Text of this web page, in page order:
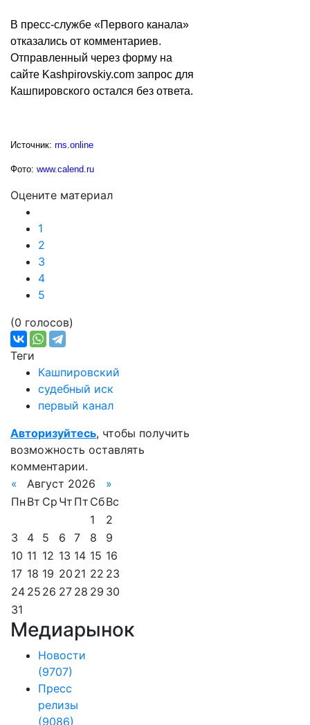
В пресс-службе «Первого канала»
отказались от комментариев.
Отправленный через форму на
сайте Kashpirovskiy.com запрос для
Кашпировского остался без ответа.
Источник: rns.online
Фото: www.calend.ru
Оцените материал
1
2
3
4
5
(0 голосов)
Теги
Кашпировский
судебный иск
первый канал
Авторизуйтесь, чтобы получить
возможность оставлять
комментарии.
«
Август 2026
»
Пн Вт Ср Чт Пт СбВс
1
2
3
4 5 6 7 8
9
10 11 12 13 14 15 16
17 18 19 20 21 22 23
24 25 26 27 28 29 30
31
Медиарынок
Новости
(9707)
Пресс
релизы
(9086)